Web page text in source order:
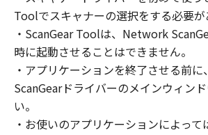
２．制限
(1) お客様は、再使用許諾、譲渡、
布、リースもしくは貸与その他の
第三者に「本ソフトウェア」を
はできません。
は一部を修正、改変、逆コンパイ
Toolでスキャナーの選択をする必要が
・ScanGear Toolは、Network
時に起動させることはできません。
・アプリケーションを終了させる前
ScanGearドライバーのメインウィン
い。
・お使いのアプリケーションによっ